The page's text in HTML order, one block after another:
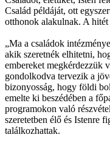
Család példáját, ott
otthonok alakulnak. A hitét
„Ma a családok
akik szeretnék elhitetni,
embereket megkérdezzük
gondolkodva tervezik a
bizonyosság, hogy földi
emelte ki beszédében a
programokon való
szeretetben élő és Istenre
találkozhattak.